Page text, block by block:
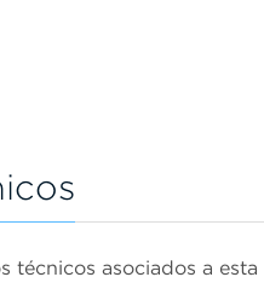
técnicos asociados a